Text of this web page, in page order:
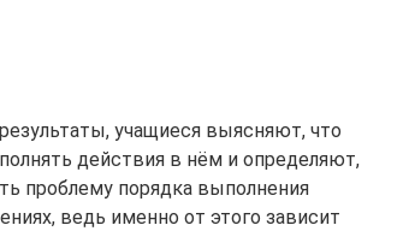
учащиеся выясняют, что
действия в нём и определяют,
проблему порядка выполнения
ведь именно от этого зависит